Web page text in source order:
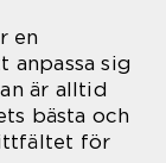
en
anpassa sig
är alltid
bästa och
för